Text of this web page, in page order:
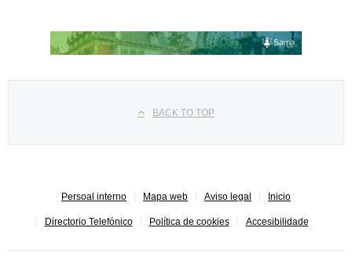
BACK TO TOP
Persoal interno Mapa web Aviso legal Inicio
Directorio Telefónico Política de cookies Accesibilidade